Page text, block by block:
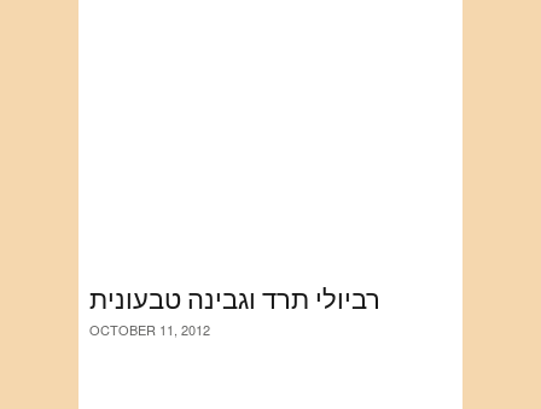
רביולי תרד וגבינה טבעונית
OCTOBER 11, 2012